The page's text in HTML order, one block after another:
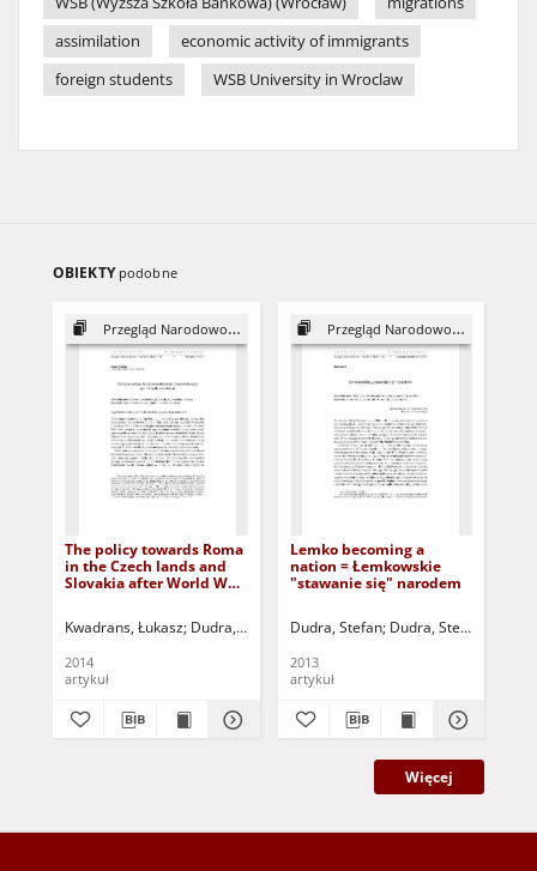
assimilation
economic activity of immigrants
foreign students
WSB University in Wroclaw
OBIEKTY podobne
Przegląd Narodowościowy, 3
The policy towards Roma
in the Czech lands and
Slovakia after World War
Czech i Słowacji po II
Kwadrans, Łukasz Dudra, Stefan - red. Pochyły, Piotr - red.
2014
artykuł
Przegląd Narodowościowy, 2
Lemko becoming a
nation = Łemkowskie
"stawanie się" narodem
Dudra, Stefan Dudra, Stefan - red.
2013
artykuł
Więcej